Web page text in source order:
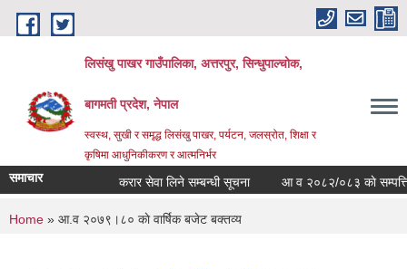
Skip to main content
लिसंखु पाखर गाउँपालिका, अत्तरपुर, सिन्धुपाल्चोक,
बागमती प्रदेश, नेपाल
स्वस्थ, सुखी र समृद्ध लिसंखु पाखर, पर्यटन, जलस्रोत, शिक्षा र
कृषिमा आधुनिकीकरण र आत्मनिर्भर
समाचार करार सेवा लिने सम्बन्धी सूचना आ व २०८२/०८३ काे सम्पत्ति
You are here
Home » आ.व २०७९।८० काे वार्षिक बजेट बक्तव्य